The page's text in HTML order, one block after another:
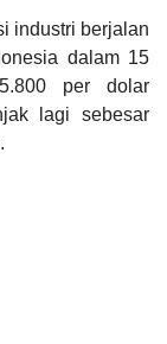
industri berjalan
dalam 15
per dolar
lagi sebesar